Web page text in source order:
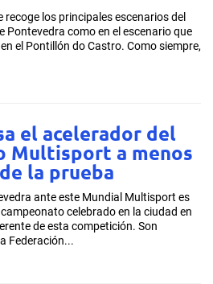
recoge los principales escenarios del
Pontevedra como en el escenario que
el Pontillón do Castro. Como siempre,
el acelerador del
Multisport a menos
la prueba
ante este Mundial Multisport es
celebrado en la ciudad en
de esta competición. Son
Federación...